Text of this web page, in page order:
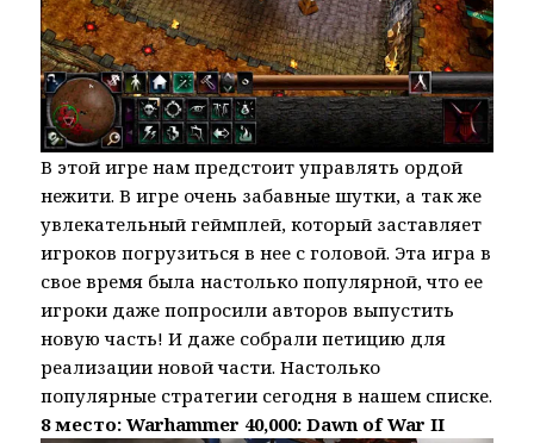
В этой игре нам предстоит управлять ордой
нежити. В игре очень забавные шутки, а так же
увлекательный геймплей, который заставляет
игроков погрузиться в нее с головой. Эта игра в
свое время была настолько популярной, что ее
игроки даже попросили авторов выпустить
новую часть! И даже собрали петицию для
реализации новой части. Настолько
популярные стратегии сегодня в нашем списке.
8 место: Warhammer 40,000: Dawn of War II